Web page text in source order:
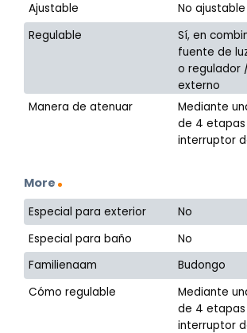
Ajustable
No ajustable
Regulable
Sí, en
fuente de
o regulador
externo
Manera de atenuar
Mediante
de 4 etapas
interruptor
More
Especial para exterior
No
Especial para baño
No
Familienaam
Budongo
Cómo regulable
Mediante
de 4 etapas
interruptor